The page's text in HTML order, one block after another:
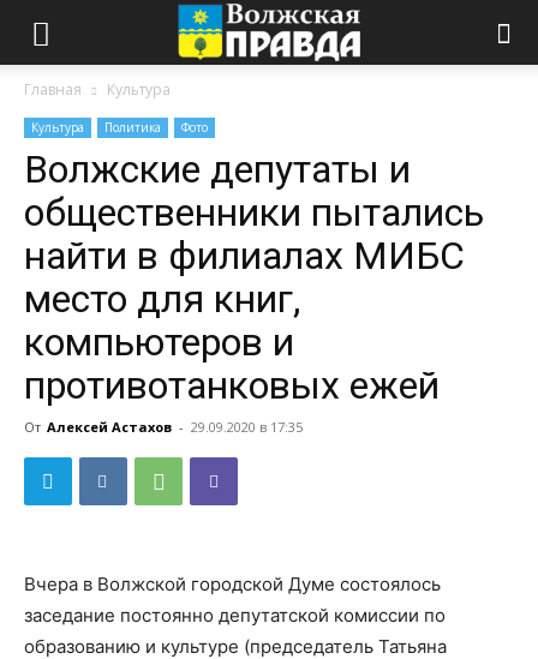
Главная Культура
Культура Политика Фото
Волжские депутаты и
общественники пытались
найти в филиалах МИБС
место для книг,
компьютеров и
противотанковых ежей
От Алексей Астахов - 29.09.2020 в 17:35
Вчера в Волжской городской Думе состоялось
заседание постоянно депутатской комиссии по
образованию и культуре (председатель Татьяна